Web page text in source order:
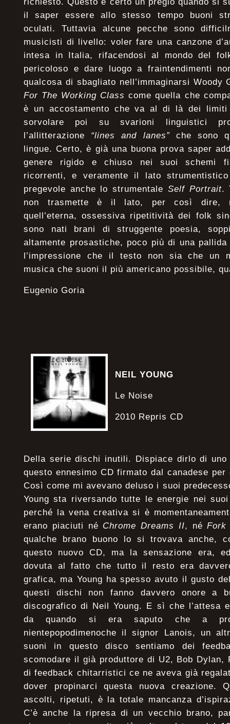
il saper essere allo stesso tempo buoni
oculati. Tuttavia alcune pecche sono
musicisti di livello: voler fare una canzone
intesa in Italia, rifacendosi al mondo del
pericoloso e dare luogo a fraintendimenti
qualcosa di sbagliato nell’immaginarsi Woody
For The Working Classcome quella che
è un accostamento che va al di là dei
sorvolare poi su svarioni linguistici
l’allitterazione “lines and lanes” che sono
lingue. Certo, è già una buona prova saper
genere rigido e chiuso nei suoi schemi
ricorrenti, e veramente il lato
pregevole anche lo strumentale Self Portrait.
non trasmette è il lato, per così dire,
quell’eterna, ossessiva ripetitività dei folk
sono nati brani di struggente poesia,
altamente prosastiche, poco più di una
l’impressione che il testo non sia che un
musica che suoni il più americano possibile,
Eugenio Goria
NEIL YOUNG
Le Noise
2010 Repris CD
Della serie dischi inutili. Dispiace dirlo di
questo ennesimo CD firmato dal canadese
Così come mi avevano deluso i suoi
Young sta riversando tutte le energie nei
perché la vena creativa si è
erano piaciuti né Chrome Dreams II, néFork
qualche brano buono lo si trovava anche,
questo nuovo CD, ma la sensazione era,
dovuta al fatto che tutto il resto era
grafica, ma Young ha spesso avuto il gusto
questi dischi non fanno davvero onore a
discografico di Neil Young. E sì che l’attesa
da quando si era saputo che a
nientepopodimenoche il signor Lanois, un
suoni in questo disco sentiamo dei
scomodare il già produttore di U2, Bob Dylan,
di feedback chitarristici ce ne aveva già
dover propinarci questa nuova creazione.
ascolti, ripetuti, è la totale mancanza
C’è anche la ripresa di un vecchio brano,